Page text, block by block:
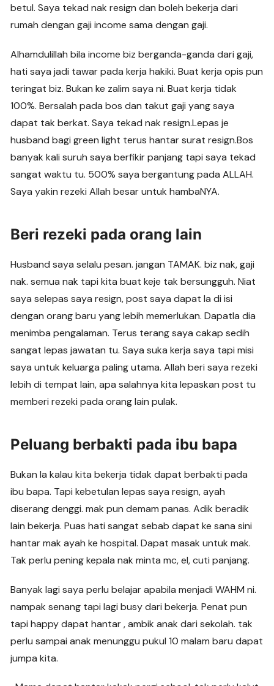
betul. Saya tekad nak resign dan boleh bekerja dari
rumah dengan gaji income sama dengan gaji.
Alhamdulillah bila income biz berganda-ganda dari gaji,
hati saya jadi tawar pada kerja hakiki. Buat kerja opis pun
teringat biz. Bukan ke zalim saya ni. Buat kerja tidak
100%. Bersalah pada bos dan takut gaji yang saya
dapat tak berkat. Saya tekad nak resign.Lepas je
husband bagi green light terus hantar surat resign.Bos
banyak kali suruh saya berfikir panjang tapi saya tekad
sangat waktu tu. 500% saya bergantung pada ALLAH.
Saya yakin rezeki Allah besar untuk hambaNYA.
Beri rezeki pada orang lain
Husband saya selalu pesan. jangan TAMAK. biz nak, gaji
nak. semua nak tapi kita buat keje tak bersungguh. Niat
saya selepas saya resign, post saya dapat la di isi
dengan orang baru yang lebih memerlukan. Dapatla dia
menimba pengalaman. Terus terang saya cakap sedih
sangat lepas jawatan tu. Saya suka kerja saya tapi misi
saya untuk keluarga paling utama. Allah beri saya rezeki
lebih di tempat lain, apa salahnya kita lepaskan post tu
memberi rezeki pada orang lain pulak.
Peluang berbakti pada ibu bapa
Bukan la kalau kita bekerja tidak dapat berbakti pada
ibu bapa. Tapi kebetulan lepas saya resign, ayah
diserang denggi. mak pun demam panas. Adik beradik
lain bekerja. Puas hati sangat sebab dapat ke sana sini
hantar mak ayah ke hospital. Dapat masak untuk mak.
Tak perlu pening kepala nak minta mc, el, cuti panjang.
Banyak lagi saya perlu belajar apabila menjadi WAHM ni.
nampak senang tapi lagi busy dari bekerja. Penat pun
tapi happy dapat hantar , ambik anak dari sekolah. tak
perlu sampai anak menunggu pukul 10 malam baru dapat
jumpa kita.